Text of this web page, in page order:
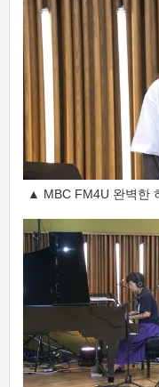
▲ MBC FM4U 완벽한